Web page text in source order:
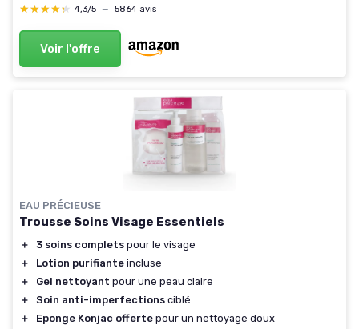
★★★★★
★★★★★ 4,3/5 — 5864 avis
Voir l'offre
EAU PRÉCIEUSE
Trousse Soins Visage Essentiels
＋ 3 soins complets pour le visage
＋
Lotion purifiante incluse
＋
Gel nettoyant pour une peau claire
＋
Soin anti-imperfections ciblé
＋
Eponge Konjac offerte pour un nettoyage doux